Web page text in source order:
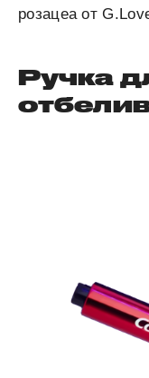
розацеа от
Ручка